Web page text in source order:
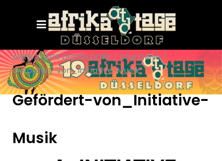
AFRIKATAGE DÜSSELDORF / Startseite /
Gefördert-von_Initiative-Musik
Gefördert-von_Initiative-
Musik